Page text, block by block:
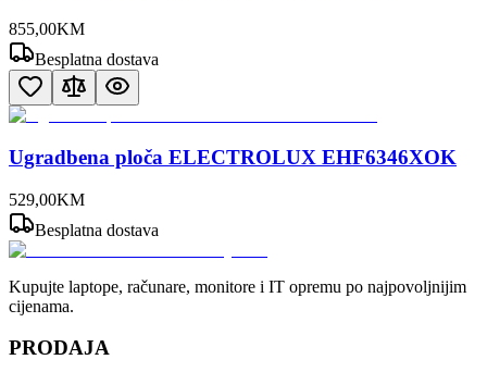
855,00KM
Besplatna dostava
Ugradbena ploča ELECTROLUX EHF6346XOK
529,00KM
Besplatna dostava
Kupujte laptope, računare, monitore i IT opremu po najpovoljnijim
cijenama.
PRODAJA